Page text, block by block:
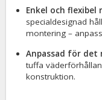
Enkel och flexibel
specialdesignad
montering –
Anpassad för det
tuffa
konstruktion.